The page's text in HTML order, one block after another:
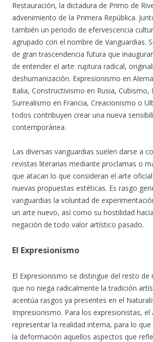
Restauración, la dictadura de Primo de
advenimiento de la Primera República.
también un periodo de efervescencia
agrupado con el nombre de Vanguardias.
de gran trascendencia futura que
de entender el arte: ruptura radical,
deshumanización. Expresionismo en
Italia, Constructivismo en Rusia, Cubismo,
Surrealismo en Francia, Creacionismo o
todos contribuyen crear una nueva
contemporánea.
Las diversas vanguardias suelen darse a
revistas literarias mediante proclamas o
que atacan lo que consideran el arte
nuevas propuestas estéticas. Es rasgo
vanguardias la voluntad de
un arte nuevo, así como su hostilidad
negación de todo valor artístico pasado.
El Expresionismo
El Expresionismo se distingue del resto
que no niega radicalmente la tradición
acentúa rasgos ya presentes en el
Impresionismo. Para los expresionistas, el
representar la realidad interna, para lo
la deformación aquellos aspectos que